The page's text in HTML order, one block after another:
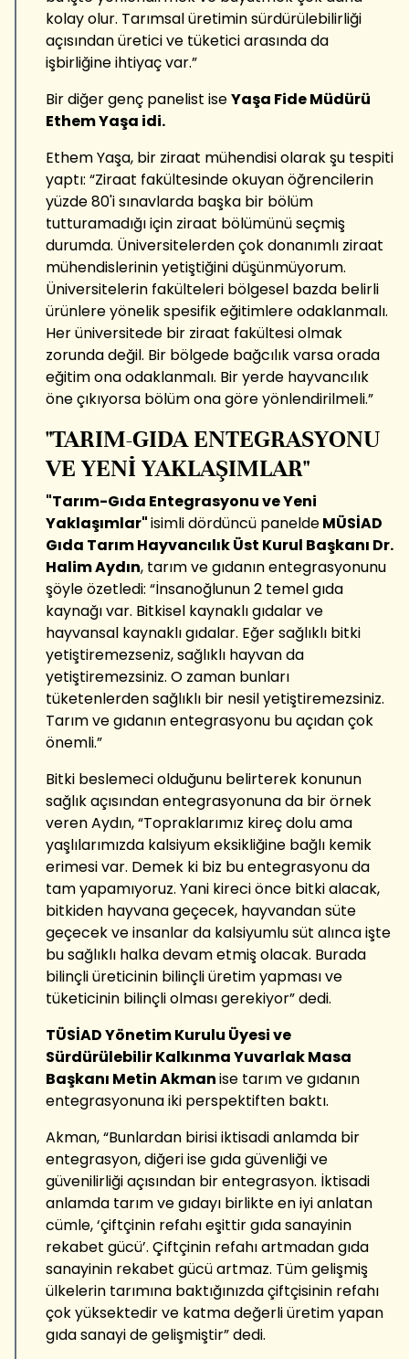
kolay olur. Tarımsal üretimin sürdürülebilirliği
açısından üretici ve tüketici arasında da
işbirliğine ihtiyaç var.”
Bir diğer genç panelist iseYaşa Fide Müdürü
Ethem Yaşa idi.
Ethem Yaşa, bir ziraat mühendisi olarak şu tespiti
yaptı: “Ziraat fakültesinde okuyan öğrencilerin
yüzde 80'i sınavlarda başka bir bölüm
tutturamadığı için ziraat bölümünü seçmiş
durumda. Üniversitelerden çok donanımlı ziraat
mühendislerinin yetiştiğini düşünmüyorum.
Üniversitelerin fakülteleri bölgesel bazda belirli
ürünlere yönelik spesifik eğitimlere odaklanmalı.
Her üniversitede bir ziraat fakültesi olmak
zorunda değil. Bir bölgede bağcılık varsa orada
eğitim ona odaklanmalı. Bir yerde hayvancılık
öne çıkıyorsa bölüm ona göre yönlendirilmeli.”
"TARIM-GIDA ENTEGRASYONU
VE YENİ YAKLAŞIMLAR"
"Tarım-Gıda Entegrasyonu ve Yeni
Yaklaşımlar"isimli dördüncü paneldeMÜSİAD
Gıda Tarım Hayvancılık Üst Kurul Başkanı Dr.
Halim Aydın, tarım ve gıdanın entegrasyonunu
şöyle özetledi: “İnsanoğlunun 2 temel gıda
kaynağı var. Bitkisel kaynaklı gıdalar ve
hayvansal kaynaklı gıdalar. Eğer sağlıklı bitki
yetiştiremezseniz, sağlıklı hayvan da
yetiştiremezsiniz. O zaman bunları
tüketenlerden sağlıklı bir nesil yetiştiremezsiniz.
Tarım ve gıdanın entegrasyonu bu açıdan çok
önemli.”
Bitki beslemeci olduğunu belirterek konunun
sağlık açısından entegrasyonuna da bir örnek
veren Aydın, “Topraklarımız kireç dolu ama
yaşlılarımızda kalsiyum eksikliğine bağlı kemik
erimesi var. Demek ki biz bu entegrasyonu da
tam yapamıyoruz. Yani kireci önce bitki alacak,
bitkiden hayvana geçecek, hayvandan süte
geçecek ve insanlar da kalsiyumlu süt alınca işte
bu sağlıklı halka devam etmiş olacak. Burada
bilinçli üreticinin bilinçli üretim yapması ve
tüketicinin bilinçli olması gerekiyor” dedi.
TÜSİAD Yönetim Kurulu Üyesi ve
Sürdürülebilir Kalkınma Yuvarlak Masa
Başkanı Metin Akmanise tarım ve gıdanın
entegrasyonuna iki perspektiften baktı.
Akman, “Bunlardan birisi iktisadi anlamda bir
entegrasyon, diğeri ise gıda güvenliği ve
güvenilirliği açısından bir entegrasyon. İktisadi
anlamda tarım ve gıdayı birlikte en iyi anlatan
cümle, ‘çiftçinin refahı eşittir gıda sanayinin
rekabet gücü’. Çiftçinin refahı artmadan gıda
sanayinin rekabet gücü artmaz. Tüm gelişmiş
ülkelerin tarımına baktığınızda çiftçisinin refahı
çok yüksektedir ve katma değerli üretim yapan
gıda sanayi de gelişmiştir” dedi.